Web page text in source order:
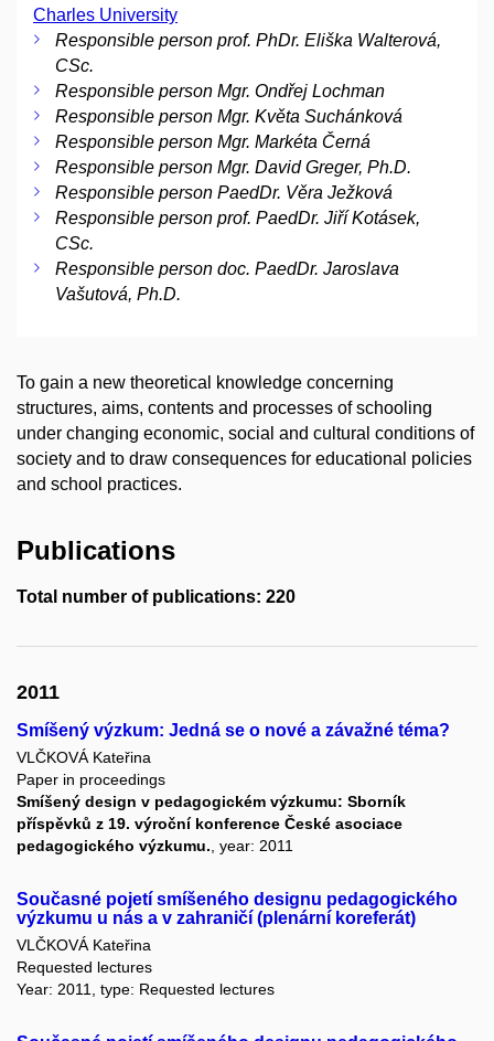
Charles University
Responsible person prof. PhDr. Eliška Walterová,
CSc.
Responsible person Mgr. Ondřej Lochman
Responsible person Mgr. Květa Suchánková
Responsible person Mgr. Markéta Černá
Responsible person Mgr. David Greger, Ph.D.
Responsible person PaedDr. Věra Ježková
Responsible person prof. PaedDr. Jiří Kotásek,
CSc.
Responsible person doc. PaedDr. Jaroslava
Vašutová, Ph.D.
To gain a new theoretical knowledge concerning
structures, aims, contents and processes of schooling
under changing economic, social and cultural conditions of
society and to draw consequences for educational policies
and school practices.
Publications
Total number of publications: 220
2011
Smíšený výzkum: Jedná se o nové a závažné téma?
VLČKOVÁ Kateřina
Paper in proceedings
Smíšený design v pedagogickém výzkumu: Sborník
příspěvků z 19. výroční konference České asociace
pedagogického výzkumu. , year: 2011
Současné pojetí smíšeného designu pedagogického
výzkumu u nás a v zahraničí (plenární koreferát)
VLČKOVÁ Kateřina
Requested lectures
Year: 2011, type: Requested lectures